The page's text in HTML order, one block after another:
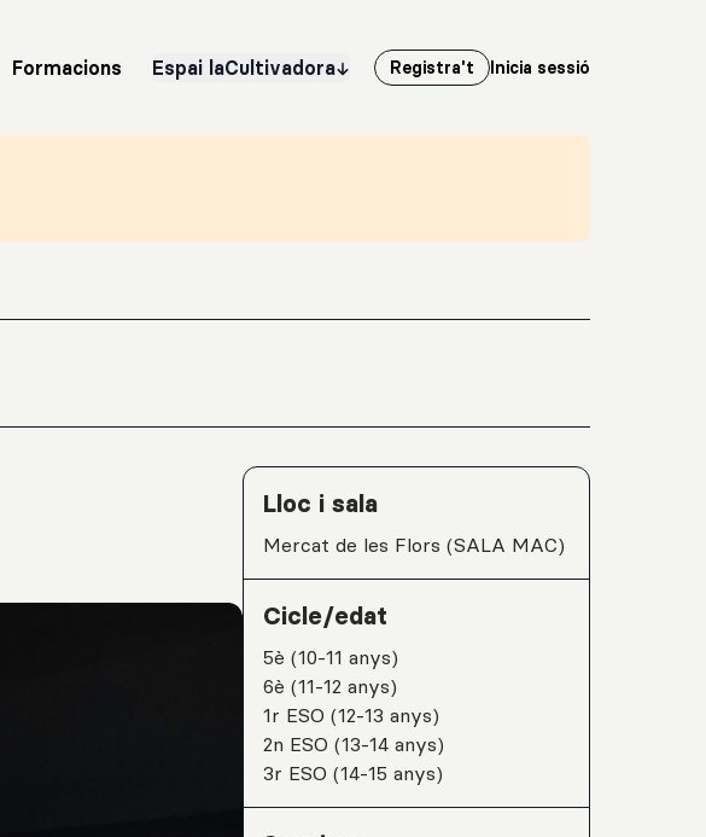
Formacions Espai laCultivadora Registra't Inicia sessió
Detalls de l'activitat
Lloc i sala
Mercat de les Flors (SALA MAC)
Cicle/edat
5è (10-11 anys)
6è (11-12 anys)
1r ESO (12-13 anys)
2n ESO (13-14 anys)
3r ESO (14-15 anys)